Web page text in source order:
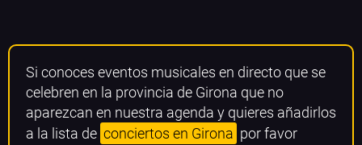
Si conoces eventos musicales en directo que se
celebren en la provincia de Girona que no
aparezcan en nuestra agenda y quieres añadirlos
a la lista de conciertos en Girona por favor